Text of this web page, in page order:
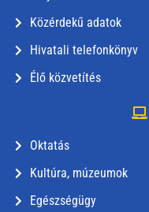
Közérdekű adatok
Hivatali telefonkönyv
Élő közvetítés
Oktatás
Kultúra, múzeumok
Egészségügy